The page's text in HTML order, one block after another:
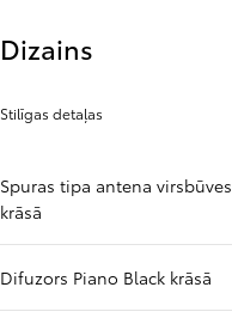
Dizains
Stilīgas detaļas
Spuras tipa antena virsbūves
krāsā
Difuzors Piano Black krāsā